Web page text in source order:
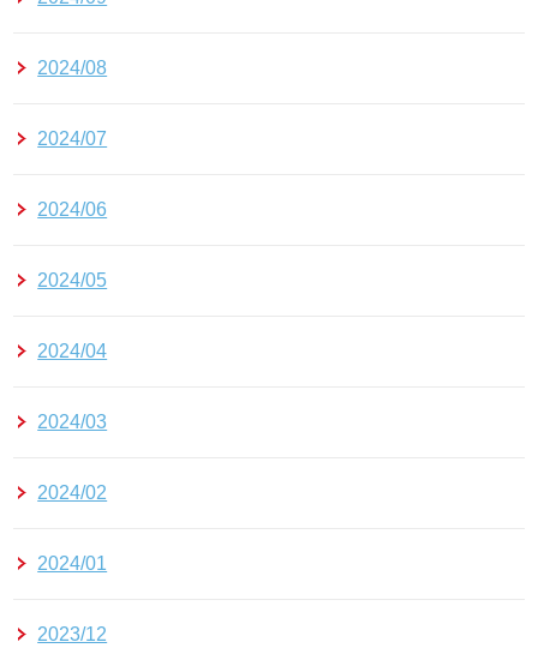
2024/08
2024/07
2024/06
2024/05
2024/04
2024/03
2024/02
2024/01
2023/12